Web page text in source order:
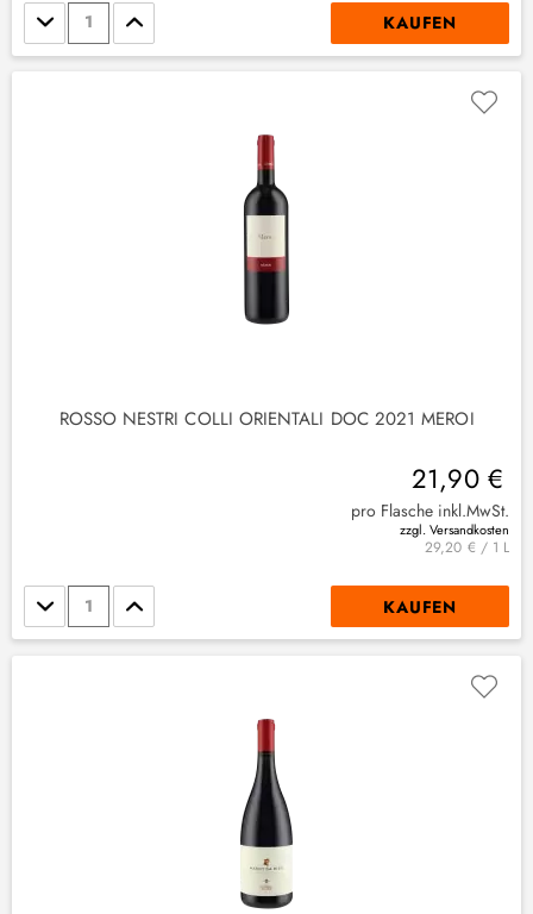
Stückzahl KAUFEN
ROSSO NESTRI COLLI ORIENTALI DOC 2021 MEROI
21,90 €
pro Flasche inkl.MwSt.
zzgl. Versandkosten
29,20 € / 1 L
Stückzahl KAUFEN